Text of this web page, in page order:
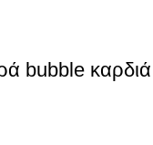
bubble